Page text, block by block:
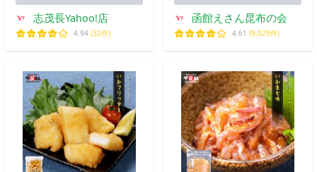
志茂長Yahoo!店
4.94 (32件)
函館えさん昆布の会
4.61 (9,029件)